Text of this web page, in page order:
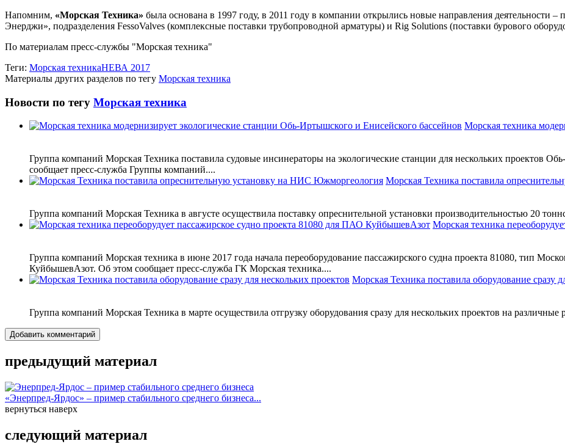
Напомним, «Морская Техника» была основана в 1997 году, в 2011 году в компании открылись новые направления деятельности
Энерджи», подразделения FessoValves (комплексные поставки трубопроводной арматуры) и Rig Solutions (поставки бурового
По материалам пресс-службы "Морская техника"
Теги: Морская техникаНЕВА 2017
Материалы других разделов по тегу Морская техника
Новости по тегу Морская техника
Морская техника
Группа компаний Морская Техника поставила судовые инсинераторы на экологические станции для нескольких проектов
сообщает пресс-служба Группы компаний....
Морская Техника поставила
Группа компаний Морская Техника в августе осуществила поставку опреснительной установки производительностью 20
Морская техника
Группа компаний Морская техника в июне 2017 года начала переоборудование пассажирского судна проекта 81080, тип
КуйбышевАзот. Об этом сообщает пресс-служба ГК Морская техника....
Морская Техника поставила оборудование сразу
Группа компаний Морская Техника в марте осуществила отгрузку оборудования сразу для нескольких проектов на различные
Добавить комментарий
предыдущий материал
«Энерпред-Ярдос» – пример стабильного среднего бизнеса...
вернуться наверх
следующий материал